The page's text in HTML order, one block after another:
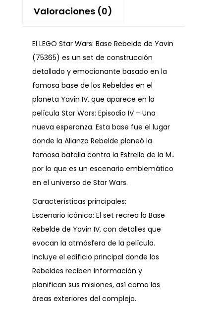
Valoraciones (0)
El LEGO Star Wars: Base Rebelde de Yavin
(75365) es un set de construcción
detallado y emocionante basado en la
famosa base de los Rebeldes en el
planeta Yavin IV, que aparece en la
película Star Wars: Episodio IV – Una
nueva esperanza. Esta base fue el lugar
donde la Alianza Rebelde planeó la
famosa batalla contra la Estrella de la M..
por lo que es un escenario emblemático
en el universo de Star Wars.
Características principales:
Escenario icónico: El set recrea la Base
Rebelde de Yavin IV, con detalles que
evocan la atmósfera de la película.
Incluye el edificio principal donde los
Rebeldes reciben información y
planifican sus misiones, así como las
áreas exteriores del complejo.